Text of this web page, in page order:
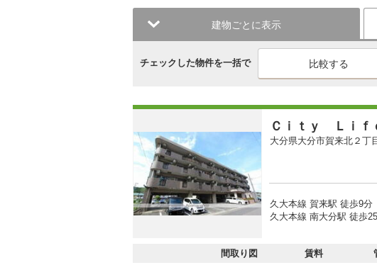
建物ごとに表示
チェックした物件を一括で
Ｃｉｔｙ Ｌｉｆ
大分県大分市賀来北２丁
久大本線 賀来駅 徒歩9分
久大本線 南大分駅 徒歩
間取り図 賃料